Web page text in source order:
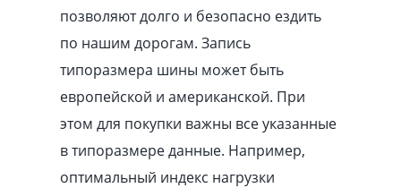
позволяют долго и безопасно ездить
по нашим дорогам. Запись
типоразмера шины может быть
европейской и американской. При
этом для покупки важны все указанные
в типоразмере данные. Например,
оптимальный индекс нагрузки